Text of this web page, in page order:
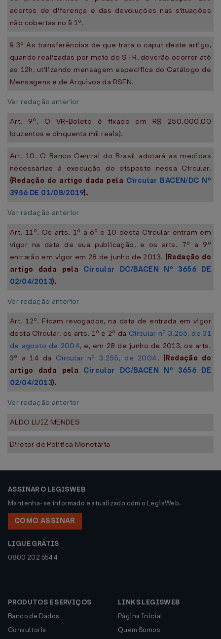
acertos de diferença e das devoluções nas situações
não cobertas no § 1º.
§ 3º As transferências de que trata o caput deste artigo,
quando realizadas por meio do STR, deverão ocorrer até
as 12h, utilizando mensagem específica do Catálogo de
Mensagens e de Arquivos da RSFN.
Ver redação anterior
Art. 9º. O VR-Boleto é fixado em R$ 250.000,00
(duzentos e cinquenta mil reais).
Art. 10. O Banco Central do Brasil adotará as medidas
necessárias à execução do disposto nessa Circular.
(Redação do artigo dada pela Circular BACEN/DC Nº
3956 DE 01/08/2019).
Ver redação anterior
Art. 11º. Os arts. 1º a 6º e 10 desta Circular entram em
vigor na data de sua publicação, e os arts. 7º a 9º
entrarão em vigor em 28 de junho de 2013. (Redação do
artigo dada pela Circular DC/BACEN Nº 3656 DE
02/04/2013).
Ver redação anterior
Art. 12º. Ficam revogados, na data de entrada em vigor
desta Circular, os arts. 1º e 2º da Circular nº 3.255, de 31
de agosto de 2004, e, em 28 de junho de 2013, os arts.
3º a 14 da Circular nº 3.255, de 2004. (Redação do
artigo dada pela Circular DC/BACEN Nº 3656 DE
02/04/2013).
Ver redação anterior
ALDO LUIZ MENDES
Diretor de Política Monetária
ASSINAR O LEGISWEB
Mantenha-se informado e atualizado com o LegisWeb.
COMO ASSINAR
LIGUE GRÁTIS
0800 202 5544
PRODUTOS E SERVIÇOS
Banco de Dados
Consultoria
LINKS LEGISWEB
Página Inicial
Quem Somos